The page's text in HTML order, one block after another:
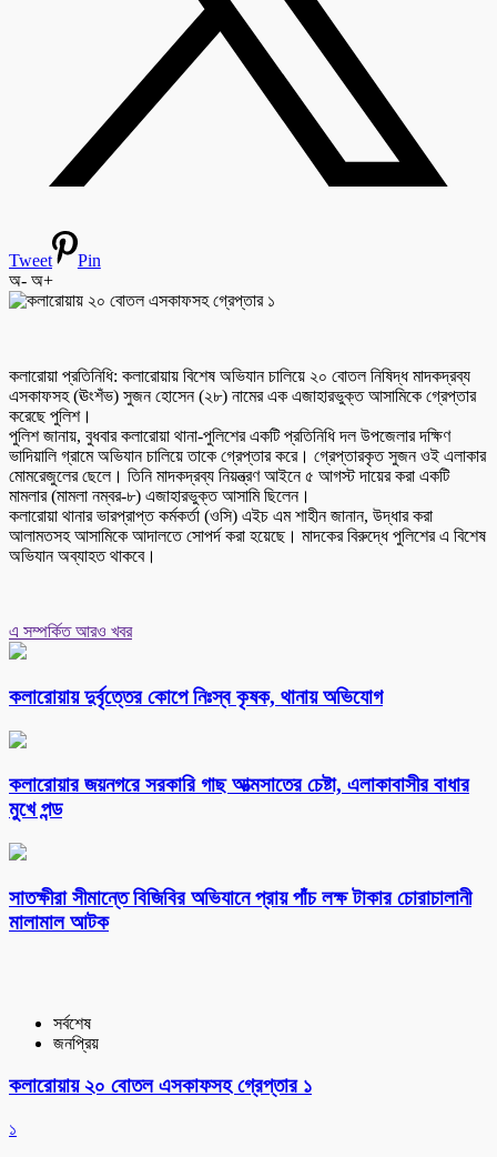
Tweet
Pin
অ- অ+
কলারোয়া প্রতিনিধি: কলারোয়ায় বিশেষ অভিযান চালিয়ে ২০ বোতল নিষিদ্ধ মাদকদ্রব্য
এসকাফসহ (ঊংশঁভ) সুজন হোসেন (২৮) নামের এক এজাহারভুক্ত আসামিকে গ্রেপ্তার
করেছে পুলিশ।
পুলিশ জানায়, বুধবার কলারোয়া থানা-পুলিশের একটি প্রতিনিধি দল উপজেলার দক্ষিণ
ভাদিয়ালি গ্রামে অভিযান চালিয়ে তাকে গ্রেপ্তার করে। গ্রেপ্তারকৃত সুজন ওই এলাকার
মোমরেজুলের ছেলে। তিনি মাদকদ্রব্য নিয়ন্ত্রণ আইনে ৫ আগস্ট দায়ের করা একটি
মামলার (মামলা নম্বর-৮) এজাহারভুক্ত আসামি ছিলেন।
কলারোয়া থানার ভারপ্রাপ্ত কর্মকর্তা (ওসি) এইচ এম শাহীন জানান, উদ্ধার করা
আলামতসহ আসামিকে আদালতে সোপর্দ করা হয়েছে। মাদকের বিরুদ্ধে পুলিশের এ বিশেষ
অভিযান অব্যাহত থাকবে।
এ সম্পর্কিত আরও খবর
কলারোয়ায় দুর্বৃত্তের কোপে নিঃস্ব কৃষক, থানায় অভিযোগ
কলারোয়ার জয়নগরে সরকারি গাছ আত্মসাতের চেষ্টা, এলাকাবাসীর বাধার
মুখে পন্ড
সাতক্ষীরা সীমান্তে বিজিবির অভিযানে প্রায় পাঁচ লক্ষ টাকার চোরাচালানী
মালামাল আটক
সর্বশেষ
জনপ্রিয়
কলারোয়ায় ২০ বোতল এসকাফসহ গ্রেপ্তার ১
১